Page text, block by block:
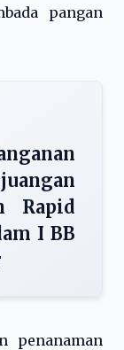
pangan
Rapid
I BB
penanaman